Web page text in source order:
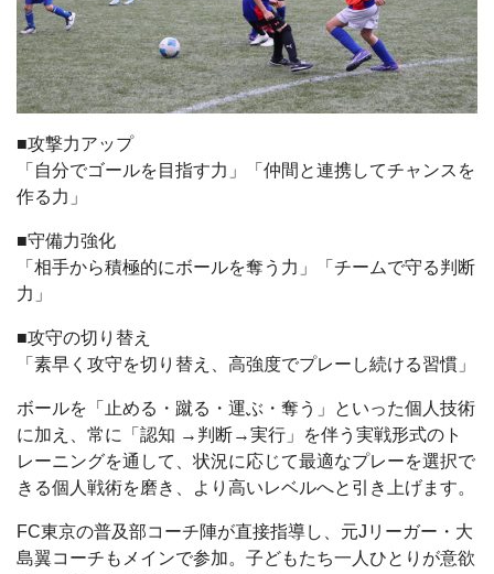
■攻撃力アップ
「自分でゴールを目指す力」「仲間と連携してチャンスを
作る力」
■守備力強化
「相手から積極的にボールを奪う力」「チームで守る判断
力」
■攻守の切り替え
「素早く攻守を切り替え、高強度でプレーし続ける習慣」
ボールを「止める・蹴る・運ぶ・奪う」といった個人技術
に加え、常に「認知 →判断→実行」を伴う実戦形式のト
レーニングを通して、状況に応じて最適なプレーを選択で
きる個人戦術を磨き、より高いレベルへと引き上げます。
FC東京の普及部コーチ陣が直接指導し、元J リーガー・大
島翼コーチもメインで参加。子どもたち一人ひとりが意欲